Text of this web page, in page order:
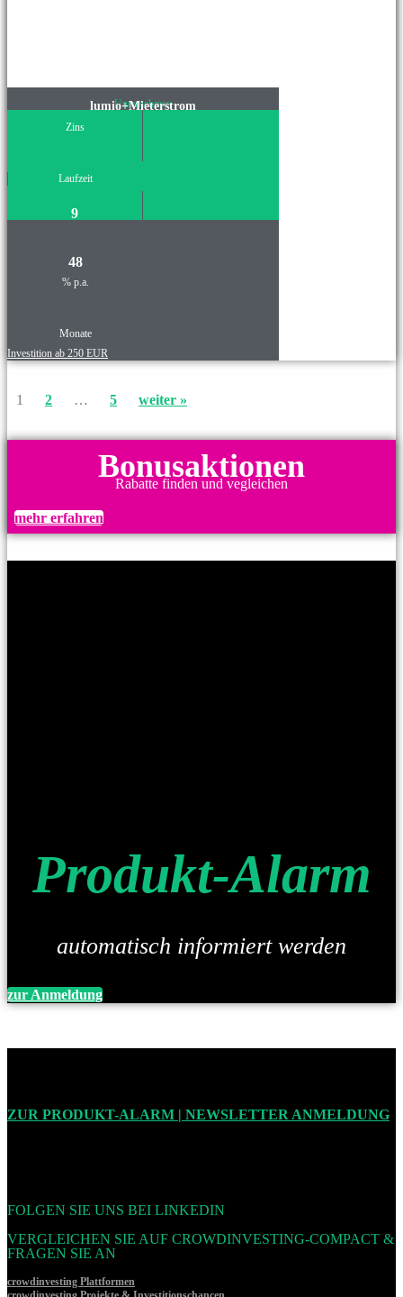
Unternehmen
lumio+Mieterstrom
Zins
Laufzeit
9
48
% p.a.
Monate
Investition ab 250 EUR
1 2 … 5 weiter »
Bonusaktionen
Rabatte finden und vegleichen
mehr erfahren
Produkt-Alarm
automatisch informiert werden
zur Anmeldung
ZUR PRODUKT-ALARM | NEWSLETTER ANMELDUNG
FOLGEN SIE UNS BEI LINKEDIN
VERGLEICHEN SIE AUF CROWDINVESTING-COMPACT &
FRAGEN SIE AN
crowdinvesting Plattformen